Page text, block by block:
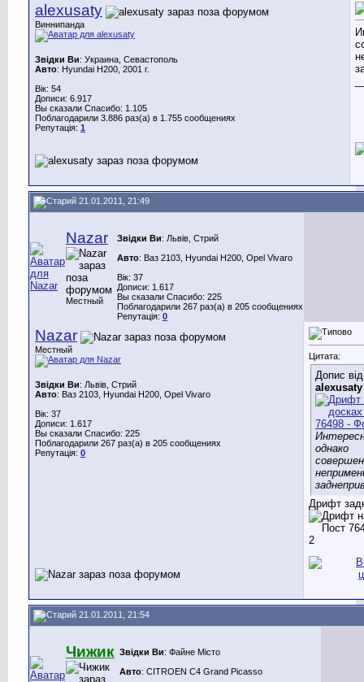
alexusaty
Виннипанда
Звідки Ви: Украина, Севастополь
Авто: Hyundai H200, 2001 г.
Вік: 54
Дописи: 6.917
Вы сказали Спасибо: 1.105
Поблагодарили 3.886 раз(а) в 1.755 сообщениях
Репутація: 1
21.01.2011, 21:49
Nazar
Местный
Звідки Ви: Львів, Стрий
Авто: Ваз 2103, Hyundai H200, Opel Vivaro
Вік: 37
Дописи: 1.617
Вы сказали Спасибо: 225
Поблагодарили 267 раз(а) в 205 сообщениях
Репутація: 0
Nazar
Местный
Звідки Ви: Львів, Стрий
Авто: Ваз 2103, Hyundai H200, Opel Vivaro
Вік: 37
Дописи: 1.617
Вы сказали Спасибо: 225
Поблагодарили 267 раз(а) в 205 сообщениях
Репутація: 0
Цитата:
Допис від
alexusaty
однако
Дрифт
21.01.2011, 21:54
Чижик Звідки Ви: Файне Місто
Авто: CITROEN C4 Grand Picasso